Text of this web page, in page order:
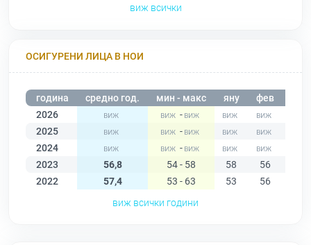
виж всички
ОСИГУРЕНИ ЛИЦА В НОИ
година средно год. мин - макс яну фев
2026
-
2025
-
2024
-
2023
56,8 54 - 58 58 56
2022
57,4 53 - 63 53 56
виж всички години